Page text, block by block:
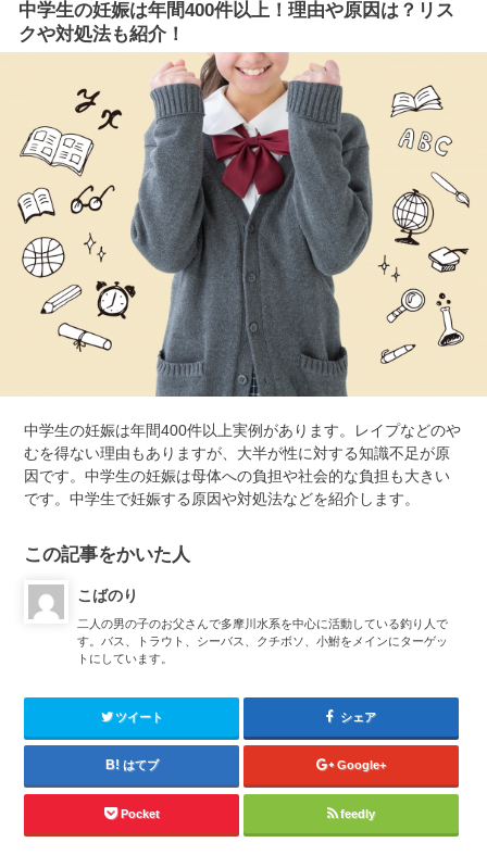
中学生の妊娠は年間400件以上！理由や原因は？リス
クや対処法も紹介！
中学生の妊娠は年間400件以上実例があります。レイプなどのや
むを得ない理由もありますが、大半が性に対する知識不足が原
因です。中学生の妊娠は母体への負担や社会的な負担も大きい
です。中学生で妊娠する原因や対処法などを紹介します。
この記事をかいた人
こばのり
二人の男の子のお父さんで多摩川水系を中心に活動している釣り人で
す。バス、トラウト、シーバス、クチボソ、小鮒をメインにターゲッ
トにしています。
ツイート シェア
はてブ Google+
Pocket feedly